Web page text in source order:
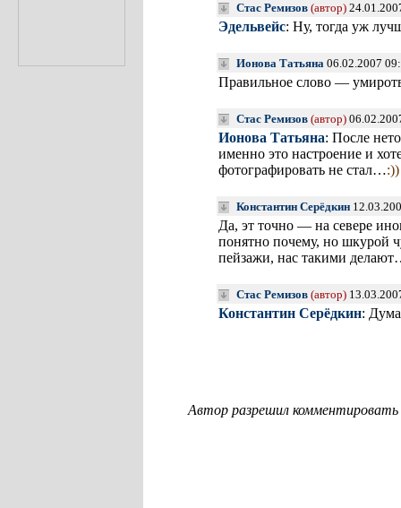
Стас Ремизов (автор)
Эдельвейс: Ну, тогда уж
Ионова Татьяна 06.02.2007
Правильное слово —
Стас Ремизов (автор)
Ионова Татьяна: После
именно это настроение и
фотографировать не стал…:))
Константин Серёдкин
Да, эт точно — на севере
понятно почему, но шкурой
пейзажи, нас такими
Стас Ремизов (автор)
Константин Серёдкин:
Автор разрешил